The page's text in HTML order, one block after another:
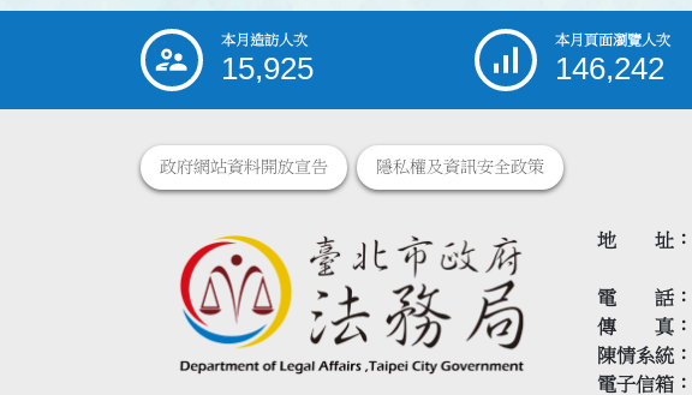
::: 本月造訪人次
15,925
本月頁面瀏覽人次
146,242
政府網站資料開放宣告 隱私權及資訊安全政策
地 址
電 話
傳 真
陳情系統
電子信箱